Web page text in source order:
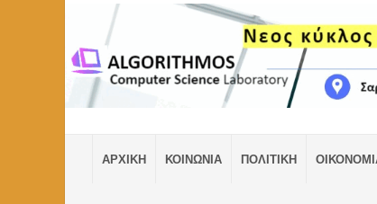
ΑΡΧΙΚΗ ΚΟΙΝΩΝΙΑ ΠΟΛΙΤΙΚΗ